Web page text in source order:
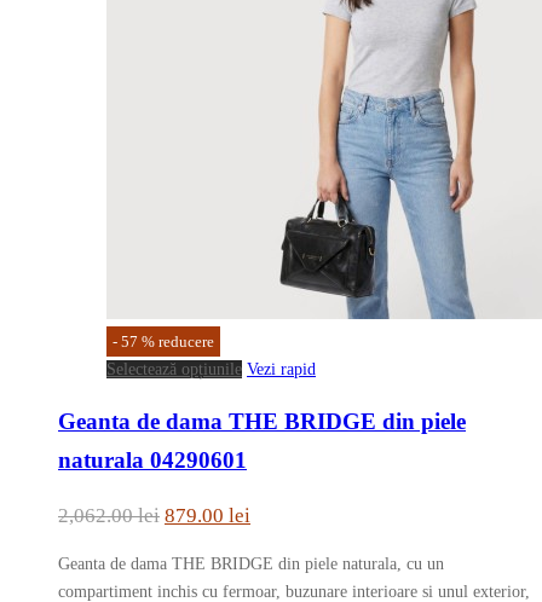
- 57 % reducere
Selectează opțiunile Acest
are
variații.
pot
fi
Vezi rapid
Geanta de dama THE BRIDGE din piele
naturala 04290601
2,062.00lei Prețul
879.00 lei
este:
Geanta de dama THE BRIDGE din piele naturala, cu un
compartiment inchis cu fermoar, buzunare interioare si unul exterior,